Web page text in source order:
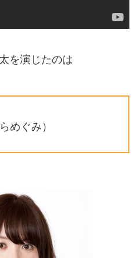
を演じたのは
めぐみ）